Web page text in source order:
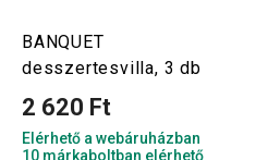
BANQUET
desszertesvilla, 3 db
2 620 Ft
Elérhető a webáruházban
10 márkaboltban elérhető